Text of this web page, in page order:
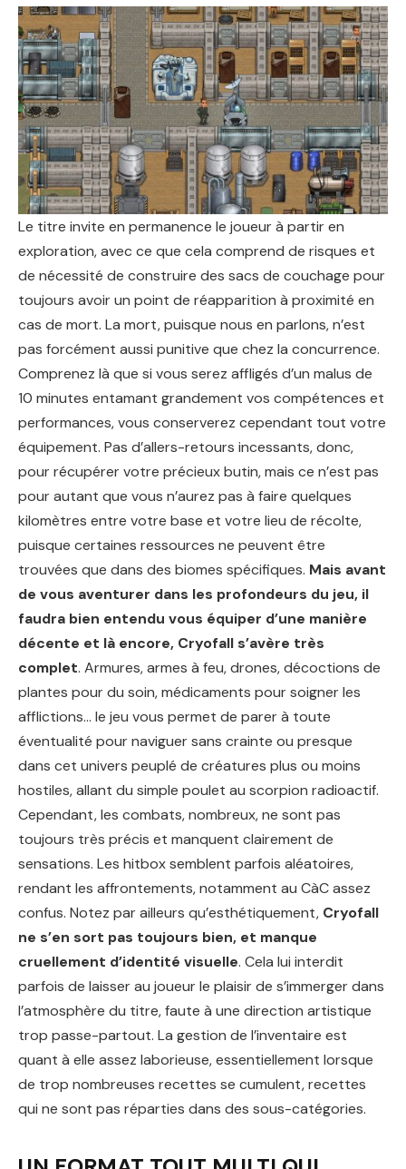
Le titre invite en permanence le joueur à partir en
exploration, avec ce que cela comprend de risques et
de nécessité de construire des sacs de couchage pour
toujours avoir un point de réapparition à proximité en
cas de mort. La mort, puisque nous en parlons, n’est
pas forcément aussi punitive que chez la concurrence.
Comprenez là que si vous serez affligés d’un malus de
10 minutes entamant grandement vos compétences et
performances, vous conserverez cependant tout votre
équipement. Pas d’allers-retours incessants, donc,
pour récupérer votre précieux butin, mais ce n’est pas
pour autant que vous n’aurez pas à faire quelques
kilomètres entre votre base et votre lieu de récolte,
puisque certaines ressources ne peuvent être
trouvées que dans des biomes spécifiques. Mais avant
de vous aventurer dans les profondeurs du jeu, il
faudra bien entendu vous équiper d’une manière
décente et là encore, Cryofall s’avère très
complet. Armures, armes à feu, drones, décoctions de
plantes pour du soin, médicaments pour soigner les
afflictions… le jeu vous permet de parer à toute
éventualité pour naviguer sans crainte ou presque
dans cet univers peuplé de créatures plus ou moins
hostiles, allant du simple poulet au scorpion radioactif.
Cependant, les combats, nombreux, ne sont pas
toujours très précis et manquent clairement de
sensations. Les hitbox semblent parfois aléatoires,
rendant les affrontements, notamment au CàC assez
confus. Notez par ailleurs qu’esthétiquement, Cryofall
ne s’en sort pas toujours bien, et manque
cruellement d’identité visuelle. Cela lui interdit
parfois de laisser au joueur le plaisir de s’immerger dans
l’atmosphère du titre, faute à une direction artistique
trop passe-partout. La gestion de l’inventaire est
quant à elle assez laborieuse, essentiellement lorsque
de trop nombreuses recettes se cumulent, recettes
qui ne sont pas réparties dans des sous-catégories.